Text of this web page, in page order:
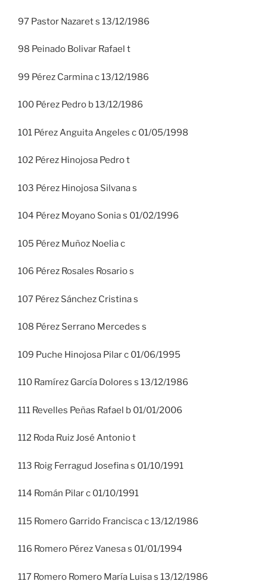
97 Pastor Nazaret s 13/12/1986
98 Peinado Bolivar Rafael t
99 Pérez Carmina c 13/12/1986
100 Pérez Pedro b 13/12/1986
101 Pérez Anguita Angeles c 01/05/1998
102 Pérez Hinojosa Pedro t
103 Pérez Hinojosa Silvana s
104 Pérez Moyano Sonia s 01/02/1996
105 Pérez Muñoz Noelia c
106 Pérez Rosales Rosario s
107 Pérez Sánchez Cristina s
108 Pérez Serrano Mercedes s
109 Puche Hinojosa Pilar c 01/06/1995
110 Ramírez García Dolores s 13/12/1986
111 Revelles Peñas Rafael b 01/01/2006
112 Roda Ruiz José Antonio t
113 Roig Ferragud Josefina s 01/10/1991
114 Román Pilar c 01/10/1991
115 Romero Garrido Francisca c 13/12/1986
116 Romero Pérez Vanesa s 01/01/1994
117 Romero Romero María Luisa s 13/12/1986